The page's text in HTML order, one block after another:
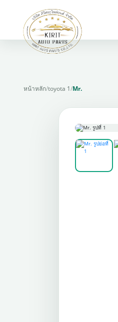
หน้าหลัก/toyota 1/Mr.